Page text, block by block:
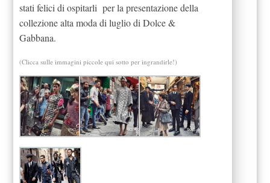
stati felici di ospitarli per la presentazione della
collezione alta moda di luglio di Dolce &
Gabbana.
(Clicca sulle immagini piccole qui sotto per ingrandirle!)